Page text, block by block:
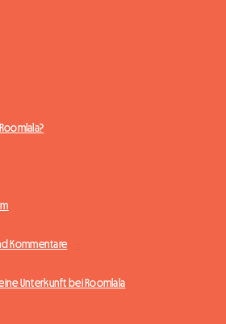
Kommentare
Unterkunft bei Roomlala